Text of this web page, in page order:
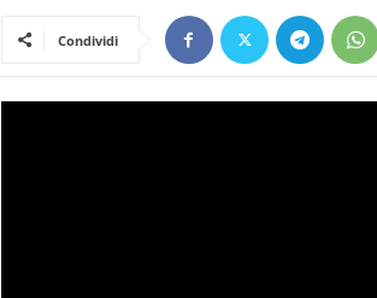
Condividi